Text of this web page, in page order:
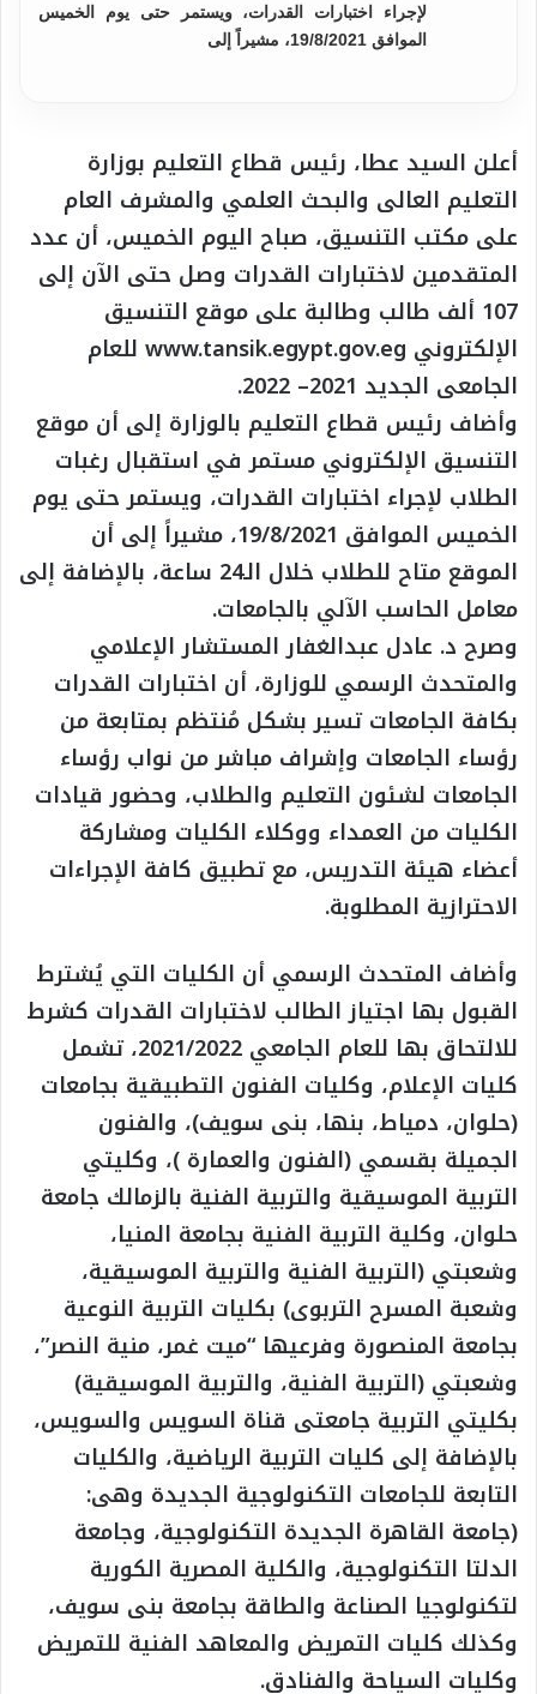
لإجراء اختبارات القدرات، ويستمر حتى يوم الخميس
الموافق 19/8/2021، مشيراً إلى
أعلن السيد عطا، رئيس قطاع التعليم بوزارة
التعليم العالى والبحث العلمي والمشرف العام
على مكتب التنسيق، صباح اليوم الخميس، أن عدد
المتقدمين لاختبارات القدرات وصل حتى الآن إلى
107 ألف طالب وطالبة على موقع التنسيق
الإلكتروني www.tansik.egypt.gov.eg للعام
الجامعى الجديد 2021– 2022.
وأضاف رئيس قطاع التعليم بالوزارة إلى أن موقع
التنسيق الإلكتروني مستمر في استقبال رغبات
الطلاب لإجراء اختبارات القدرات، ويستمر حتى يوم
الخميس الموافق 19/8/2021، مشيراً إلى أن
الموقع متاح للطلاب خلال الـ24 ساعة، بالإضافة إلى
معامل الحاسب الآلي بالجامعات.
وصرح د. عادل عبدالغفار المستشار الإعلامي
والمتحدث الرسمي للوزارة، أن اختبارات القدرات
بكافة الجامعات تسير بشكل مُنتظم بمتابعة من
رؤساء الجامعات وإشراف مباشر من نواب رؤساء
الجامعات لشئون التعليم والطلاب، وحضور قيادات
الكليات من العمداء ووكلاء الكليات ومشاركة
أعضاء هيئة التدريس، مع تطبيق كافة الإجراءات
الاحترازية المطلوبة.
وأضاف المتحدث الرسمي أن الكليات التي يُشترط
القبول بها اجتياز الطالب لاختبارات القدرات كشرط
للالتحاق بها للعام الجامعي 2021/2022، تشمل
كليات الإعلام، وكليات الفنون التطبيقية بجامعات
(حلوان، دمياط، بنها، بنى سويف)، والفنون
الجميلة بقسمي (الفنون والعمارة )، وكليتي
التربية الموسيقية والتربية الفنية بالزمالك جامعة
حلوان، وكلية التربية الفنية بجامعة المنيا،
وشعبتي (التربية الفنية والتربية الموسيقية،
وشعبة المسرح التربوى) بكليات التربية النوعية
بجامعة المنصورة وفرعيها “ميت غمر، منية النصر”،
وشعبتي (التربية الفنية، والتربية الموسيقية)
بكليتي التربية جامعتى قناة السويس والسويس،
بالإضافة إلى كليات التربية الرياضية، والكليات
التابعة للجامعات التكنولوجية الجديدة وهى:
(جامعة القاهرة الجديدة التكنولوجية، وجامعة
الدلتا التكنولوجية، والكلية المصرية الكورية
لتكنولوجيا الصناعة والطاقة بجامعة بنى سويف،
وكذلك كليات التمريض والمعاهد الفنية للتمريض
وكليات السياحة والفنادق.